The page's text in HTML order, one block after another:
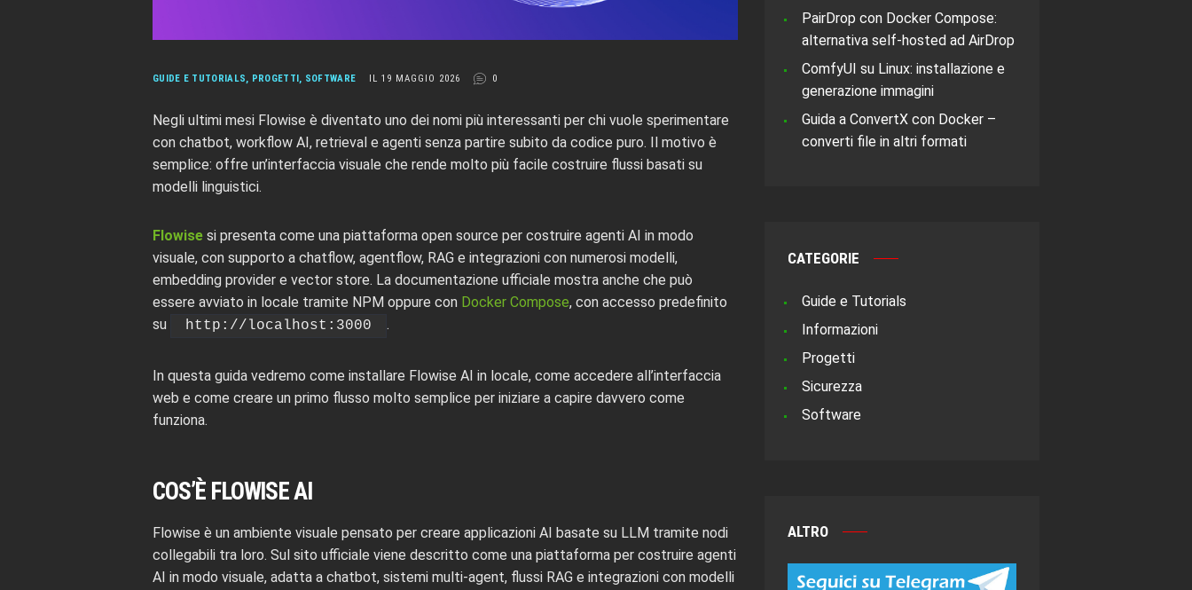
GUIDE E TUTORIALS, PROGETTI , SOFTWARE IL 19 MAGGIO 2026 0
Negli ultimi mesi Flowise è diventato uno dei nomi più interessanti per chi vuole sperimentare
con chatbot, workflow AI, retrieval e agenti senza partire subito da codice puro. Il motivo è
semplice: offre un’interfaccia visuale che rende molto più facile costruire flussi basati su
modelli linguistici.
Flowise si presenta come una piattaforma open source per costruire agenti AI in modo
visuale, con supporto a chatflow, agentflow, RAG e integrazioni con numerosi modelli,
embedding provider e vector store. La documentazione ufficiale mostra anche che può
essere avviato in locale tramite NPM oppure con Docker Compose, con accesso predefinito
su
http://localhost:3000 .
In questa guida vedremo come installare Flowise AI in locale, come accedere all’interfaccia
web e come creare un primo flusso molto semplice per iniziare a capire davvero come
funziona.
COS’È FLOWISE AI
Flowise è un ambiente visuale pensato per creare applicazioni AI basate su LLM tramite nodi
collegabili tra loro. Sul sito ufficiale viene descritto come una piattaforma per costruire agenti
AI in modo visuale, adatta a chatbot, sistemi multi-agent, flussi RAG e integrazioni con modelli
PairDrop con Docker Compose:
alternativa self-hosted ad AirDrop
ComfyUI su Linux: installazione e
generazione immagini
Guida a ConvertX con Docker –
converti file in altri formati
CATEGORIE
Guide e Tutorials
Informazioni
Progetti
Sicurezza
Software
ALTRO